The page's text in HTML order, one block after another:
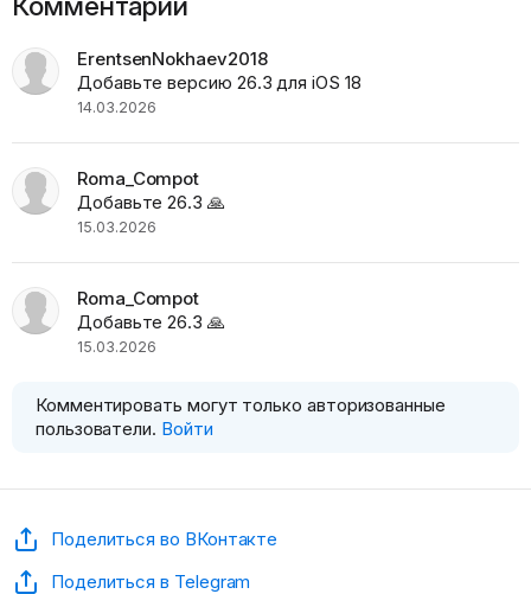
ErentsenNokhaev2018
Добавьте версию 26.3 для iOS 18
14.03.2026
Roma_Compot
Добавьте 26.3 🙏
15.03.2026
Roma_Compot
Добавьте 26.3 🙏
15.03.2026
Комментировать могут только авторизованные
пользователи. Войти
Поделиться во ВКонтакте
Поделиться в Telegram